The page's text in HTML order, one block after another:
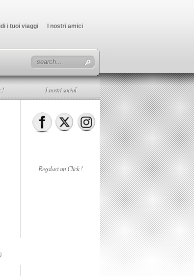
i tuoi viaggi I nostri amici
! I nostri social
Regalaci un Click !